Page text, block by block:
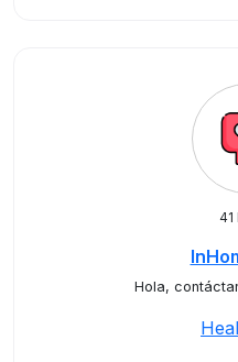
41
Hola,